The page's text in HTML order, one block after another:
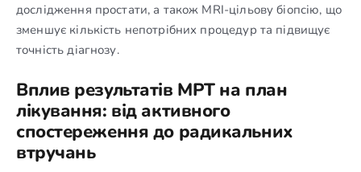
дослідження простати, а також MRI-цільову біопсію, що
зменшує кількість непотрібних процедур та підвищує
точність діагнозу.
Вплив результатів МРТ на план
лікування: від активного
спостереження до радикальних
втручань